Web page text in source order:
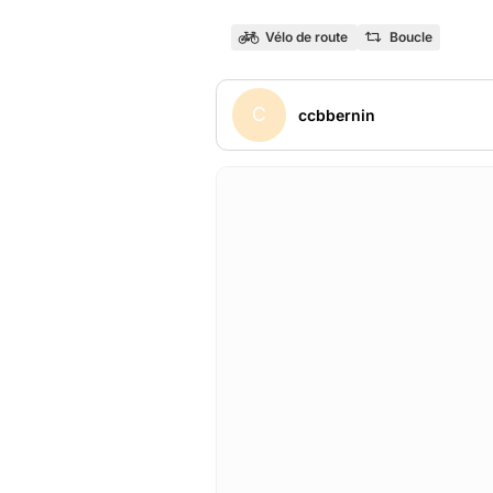
Vélo de route Boucle
C ccbbernin